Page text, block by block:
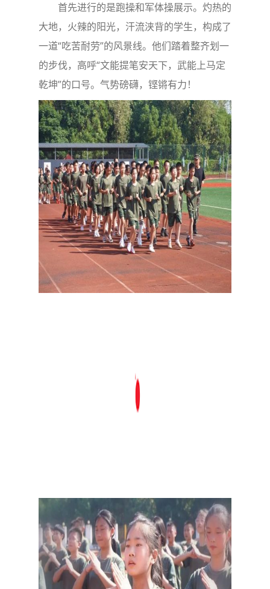
首先进行的是跑操和军体操展示。灼热的
大地，火辣的阳光，汗流浃背的学生，构成了
一道“吃苦耐劳”的风景线。他们踏着整齐划一
的步伐，高呼“文能提笔安天下，武能上马定
乾坤”的口号。气势磅礴，铿锵有力！